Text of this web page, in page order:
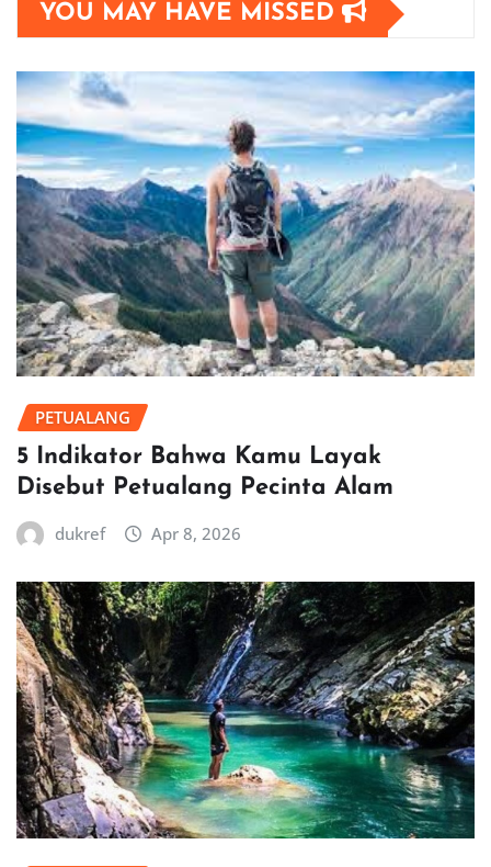
YOU MAY HAVE MISSED
PETUALANG
5 Indikator Bahwa Kamu Layak
Disebut Petualang Pecinta Alam
dukref Apr 8, 2026